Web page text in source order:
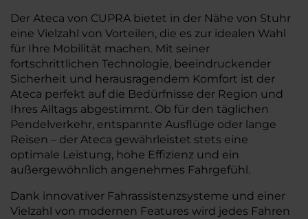
Der Ateca von CUPRA bietet in der Nähe von Stuhr
eine Vielzahl von Vorteilen, die es zur idealen Wahl
für Ihre Mobilität machen. Mit seiner
fortschrittlichen Technologie, beeindruckender
Sicherheit und herausragendem Komfort ist der
Ateca perfekt auf die Bedürfnisse der Region und
Ihres Alltags abgestimmt. Ob für den täglichen
Pendelverkehr, entspannte Ausflüge oder lange
Reisen – der Ateca gewährleistet stets eine
optimale Leistung, hohe Effizienz und ein
außergewöhnlich angenehmes Fahrgefühl.
Dank innovativer Fahrassistenzsysteme und einer
Vielzahl von modernen Features wird jedes Fahren